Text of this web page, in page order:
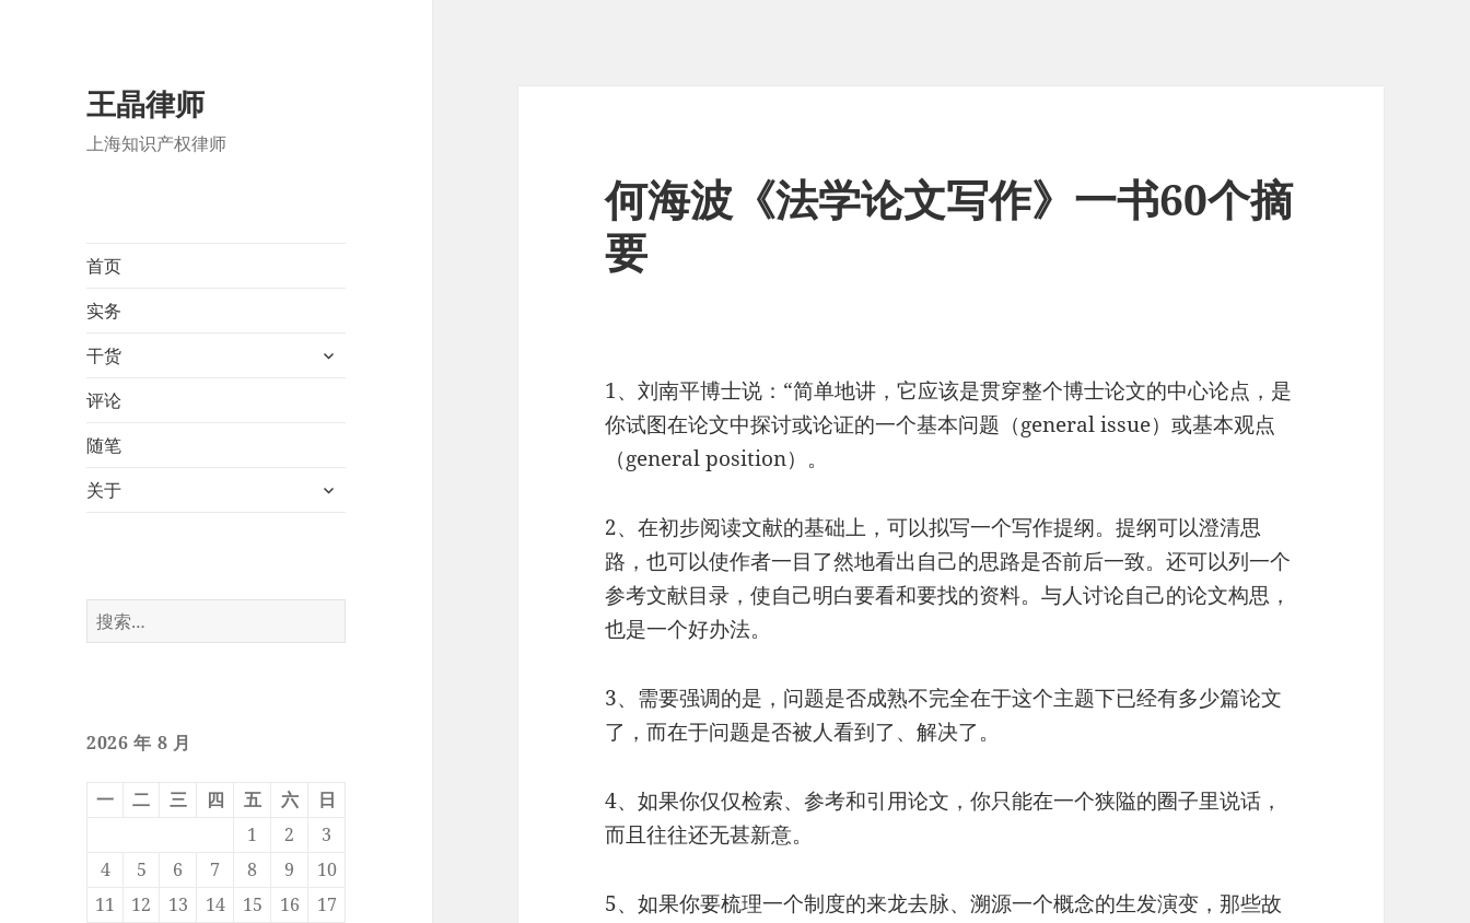
王晶律师
上海知识产权律师
首页
实务
干货
展
评论
随笔
关于
展
搜
索：
2026 年 8 月
一 二 三 四 五 六
日
1
2
3
4
5 6 7 8 9
10
11
12 13 14 15 16
17
何海波《法学论文写作》一书60个摘
要
1、刘南平博士说：“简单地讲，它应该是贯穿整个博士论文的中心论点，是
你试图在论文中探讨或论证的一个基本问题（general issue）或基本观点
（general position）。
2、在初步阅读文献的基础上，可以拟写一个写作提纲。提纲可以澄清思
路，也可以使作者一目了然地看出自己的思路是否前后一致。还可以列一个
参考文献目录，使自己明白要看和要找的资料。与人讨论自己的论文构思，
也是一个好办法。
3、需要强调的是，问题是否成熟不完全在于这个主题下已经有多少篇论文
了，而在于问题是否被人看到了、解决了。
4、如果你仅仅检索、参考和引用论文，你只能在一个狭隘的圈子里说话，
而且往往还无甚新意。
5、如果你要梳理一个制度的来龙去脉、溯源一个概念的生发演变，那些故